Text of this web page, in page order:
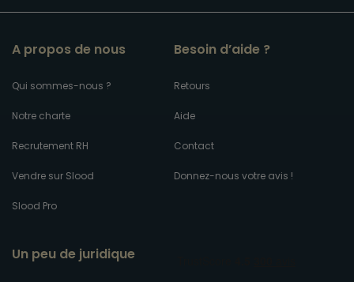
A propos de nous
Qui sommes-nous ?
Notre charte
Recrutement RH
Vendre sur Slood
Slood Pro
Besoin d’aide ?
Retours
Aide
Contact
Donnez-nous votre avis !
Un peu de juridique